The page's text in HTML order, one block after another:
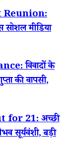
Reunion:
मीडिया
विवादों के
की वापसी,
for 21: अच्छी
सूर्यवंशी, बड़ी